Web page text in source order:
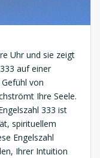
Uhr und sie zeigt
auf einer
von
Ihre Seele.
333 ist
spirituellem
Engelszahl
Ihrer Intuition